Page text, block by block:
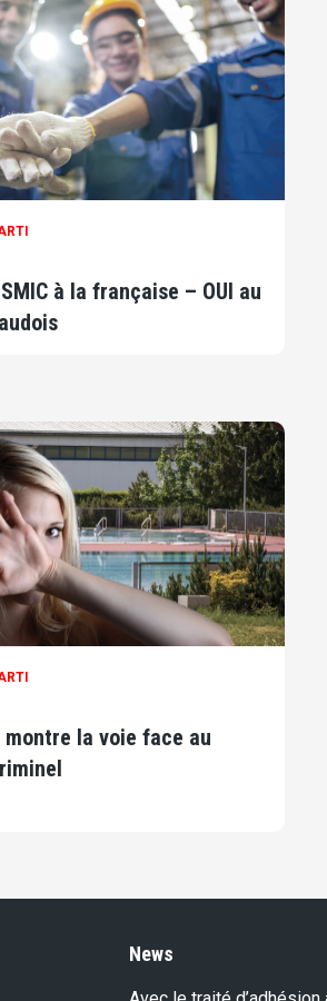
à la française – OUI au
la voie face au
News